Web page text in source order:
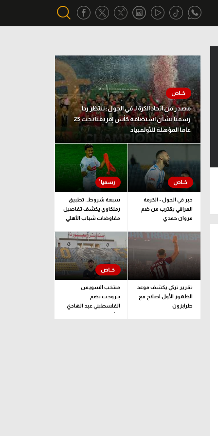
أقسام خاصة
Gamers
ميركاتو
تحقيق في الجول
تقرير في الجول
تحليل في الجول
حكايات في الجول
كويز في الجول
فيديو في الجول
مصدر من اتحاد الكرة لـ في الجول: ننتظر ردا
رسميا بشأن استضافة كأس إفريقيا تحت 23
عاما المؤهلة للأولمبياد
خبر في الجول - الكرمة
العراقي يقترب من ضم
مروان حمدي
سبعة شروط.. تطبيق
زملكاوي يكشف تفاصيل
مفاوضات شباب الأهلي
تقرير تركي يكشف موعد
الظهور الأول لصلاح مع
طرابزون
منتخب السويس
بتروجت يضم
الفلسطيني عبد الهادي
راشد